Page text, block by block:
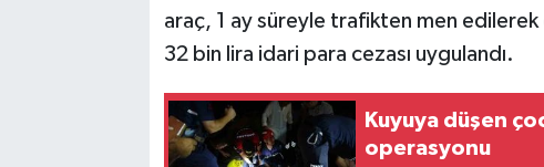
araç, 1 ay süreyle trafikten men
32 bin lira idari para cezası uygulandı.
Kuyuya düşen
operasyonu